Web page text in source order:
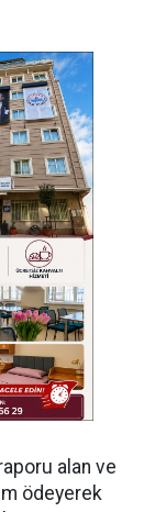
alan ve
ödeyerek